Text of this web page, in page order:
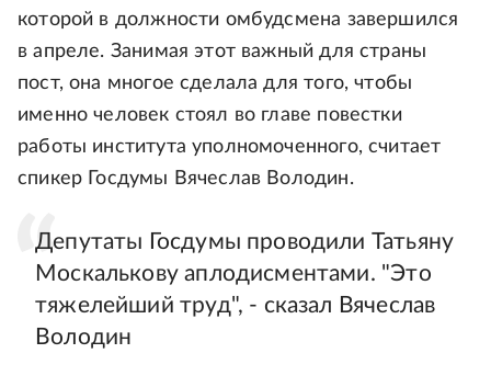
которой в должности омбудсмена завершился
в апреле. Занимая этот важный для страны
пост, она многое сделала для того, чтобы
именно человек стоял во главе повестки
работы института уполномоченного, считает
спикер Госдумы Вячеслав Володин.
Депутаты Госдумы проводили Татьяну
Москалькову аплодисментами. "Это
тяжелейший труд", - сказал Вячеслав
Володин